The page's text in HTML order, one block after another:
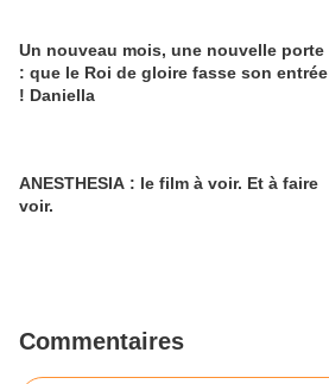
Un nouveau mois, une nouvelle porte
: que le Roi de gloire fasse son entrée
! Daniella
ANESTHESIA : le film à voir. Et à faire
voir.
Commentaires